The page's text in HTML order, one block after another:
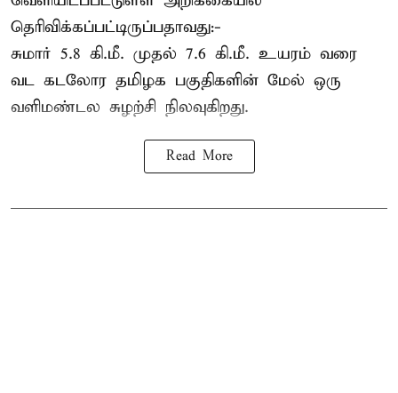
தெரிவிக்கப்பட்டிருப்பதாவது:-
சுமார் 5.8 கி.மீ. முதல் 7.6 கி.மீ. உயரம் வரை
வட கடலோர தமிழக பகுதிகளின் மேல் ஒரு
வளிமண்டல சுழற்சி நிலவுகிறது.
Read More